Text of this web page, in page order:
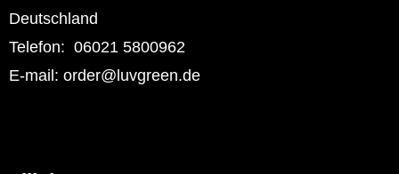
Deutschland
Telefon: 06021 5800962
E-mail: order@luvgreen.de